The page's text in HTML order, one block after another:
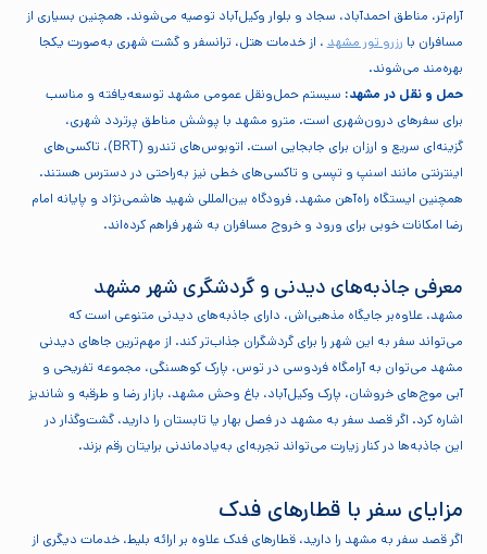
آرام‌تر، مناطق احمدآباد، سجاد و بلوار وکیل‌آباد توصیه می‌شوند. همچنین بسیاری از
مسافران با رزرو تور مشهد ، از خدمات هتل، ترانسفر و گشت شهری به‌صورت یکجا
بهره‌مند می‌شوند.
حمل و نقل در مشهد: سیستم حمل‌ونقل عمومی مشهد توسعه‌یافته و مناسب
برای سفرهای درون‌شهری است. مترو مشهد با پوشش مناطق پرتردد شهری،
گزینه‌ای سریع و ارزان برای جابجایی است. اتوبوس‌های تندرو (BRT)، تاکسی‌های
اینترنتی مانند اسنپ و تپسی و تاکسی‌های خطی نیز به‌راحتی در دسترس هستند.
همچنین ایستگاه راه‌آهن مشهد، فرودگاه بین‌المللی شهید هاشمی‌نژاد و پایانه امام
رضا امکانات خوبی برای ورود و خروج مسافران به شهر فراهم کرده‌اند.
معرفی جاذبه‌های دیدنی و گردشگری شهر مشهد
مشهد، علاوه‌بر جایگاه مذهبی‌اش، دارای جاذبه‌های دیدنی متنوعی است که
می‌تواند سفر به این شهر را برای گردشگران جذاب‌تر کند. از مهم‌ترین جاهای دیدنی
مشهد می‌توان به آرامگاه فردوسی در توس، پارک کوهسنگی، مجموعه تفریحی و
آبی موج‌های خروشان، پارک وکیل‌آباد، باغ وحش مشهد، بازار رضا و طرقبه و شاندیز
اشاره کرد. اگر قصد سفر به مشهد در فصل بهار یا تابستان را دارید، گشت‌و‌گذار در
این جاذبه‌ها در کنار زیارت می‌تواند تجربه‌ای به‌یادماندنی برایتان رقم بزند.
مزایای سفر با قطارهای فدک
اگر قصد سفر به مشهد را دارید، قطارهای فدک علاوه بر ارائه بلیط، خدمات دیگری از